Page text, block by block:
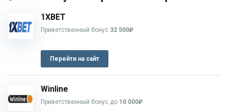
1XBET
Приветственный бонус 32 500₽
Перейти на сайт
Winline
Приветственный бонус до 10 000₽